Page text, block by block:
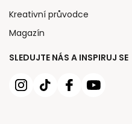
SLEDUJTE NÁS A INSPIRUJ SE
Kreativní průvodce
Magazín